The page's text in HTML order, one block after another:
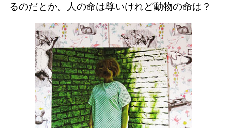
るのだとか。人の命は尊いけれど動物の命は？